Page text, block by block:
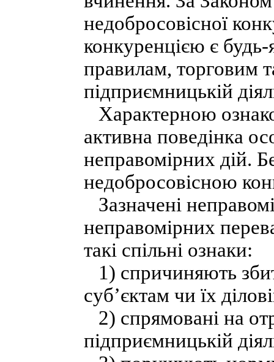
недобросовісної
конкуренцією є будь-
правилам, торговим
підприємницькій
Характерною
активна поведінка
неправомірних дій.
недобросовісною
Зазначені
неправомірних
такі спільні ознаки:
1) спричиняють
суб’єктам чи їх
2) спрямовані на
підприємницькій